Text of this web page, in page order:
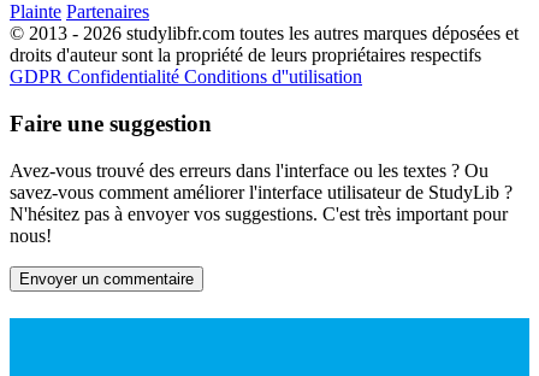
Plainte Partenaires
© 2013 - 2026 studylibfr.com toutes les autres marques déposées et
droits d'auteur sont la propriété de leurs propriétaires respectifs
GDPR Confidentialité Conditions d''utilisation
Faire une suggestion
Avez-vous trouvé des erreurs dans l'interface ou les textes ? Ou
savez-vous comment améliorer l'interface utilisateur de StudyLib ?
N'hésitez pas à envoyer vos suggestions. C'est très important pour
nous!
Envoyer un commentaire